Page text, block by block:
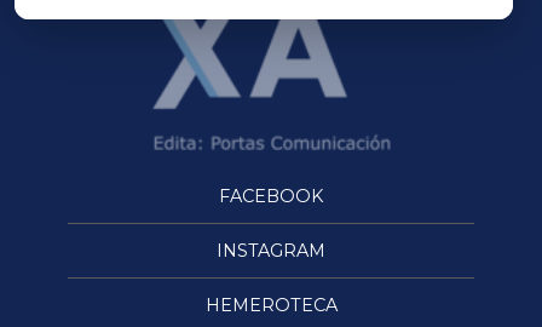
FACEBOOK
INSTAGRAM
HEMEROTECA